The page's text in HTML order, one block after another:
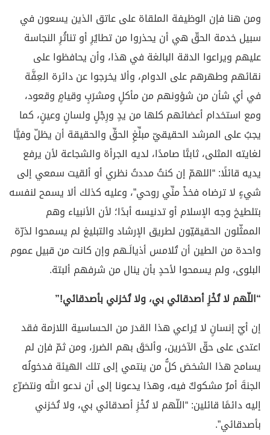
ومن هنا فإن الوظيفة الملقاة على عاتق الذين يسعون في
سبيل خدمة الحقّ هي أن يحذروا من تطايُرِ أو تناثُرِ النجاسة
عليهم ويراعوا الدقة البالغة في هذا، وأن يحافظوا على
نقائهم وطهرهم على الدوام، وألا يخرجوا عن دائرة العِفَّة
في أي شأن من شؤونهم من مأكلٍ ومشرَبٍ وقيامٍ وقعود،
ومع استخدام أعضائهم كلها من يدٍ ورِجْلٍ ولسانٍ وعينٍ، كما
يجبُ على المرشد الحقيقيّ مبلِّغِ الحقِّ والحقيقة أن يظلّ وفيًّا
لغايته المثلى، ثابتًا صامدًا، لديه الجرأة والشجاعة لأن يرفع
يديه قائلًا: “اللهمّ إن كنتُ مددتُ نظري أو ألقيت سمعي إلى
شيءٍ لا ترضاه فخذْ منِّي روحي”، وعليه كذلك ألا يسمح لنفسه
بتلطيخ وجه الإسلام أو تدنيسه أبدًا؛ لأن الأنبياء وهم
الممثّلون الحقيقيّون لطريق الإرشاد والتبليغ لم يسمحوا لذرّة
واحدة من الطين أن تُلامس أذيالَـهم وإن كانت من قبيل عموم
البلوى، ولم يسمحوا لأحدٍ بأن ينال من شرفهم ألبتة.
“اللّهم لا تُخْزِ أصدقائي بي، ولا تُخزني بأصدقائي!”
إن أيّ إنسانٍ لا يُراعي هذا القدرَ من الحساسية اللازمة فقد
اعتدى على حقّ الآخرين، وألحَقَ بهم الضررَ، ومن ثمّ فإن لم
يسامح هذا الشخصَ كلُّ من ينتمي إلى تلك الهيئة فدخولُه
الجنةَ أمرٌ مشكوكٌ فيه، وهذا يدعونا إلى أن ندعو الله ونتضرّع
إليه دائمًا قائلين: “اللّهم لا تُخْزِ أصدقائي بي، ولا تُخزني
بأصدقائي”.